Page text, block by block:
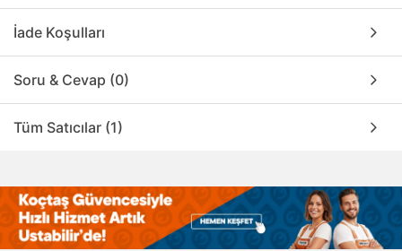
İade Koşulları
Soru & Cevap (0)
Tüm Satıcılar (1)